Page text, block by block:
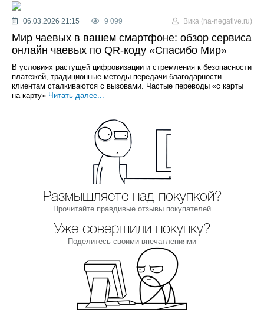
06.03.2026 21:15 9 099 Вика (na-negative.ru)
Мир чаевых в вашем смартфоне: обзор сервиса
онлайн чаевых по QR-коду «Спасибо Мир»
В условиях растущей цифровизации и стремления к безопасности
платежей, традиционные методы передачи благодарности
клиентам сталкиваются с вызовами. Частые переводы «с карты
на карту» Читать далее...
Размышляете над покупкой?
Прочитайте правдивые отзывы покупателей
Уже совершили покупку?
Поделитесь своими впечатлениями